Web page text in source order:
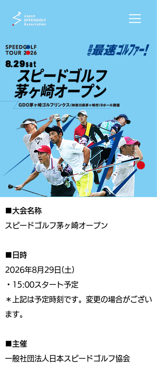
■大会名称
スピードゴルフ茅ヶ崎オープン
■日時
2026年8月29日(土)
・15:00スタート予定
＊上記は予定時刻です。変更の場合がござい
ます。
■主催
一般社団法人日本スピードゴルフ協会